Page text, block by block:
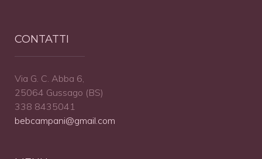
CONTATTI
Via G. C. Abba 6,
25064 Gussago (BS)
338 8435041
bebcampani@gmail.com